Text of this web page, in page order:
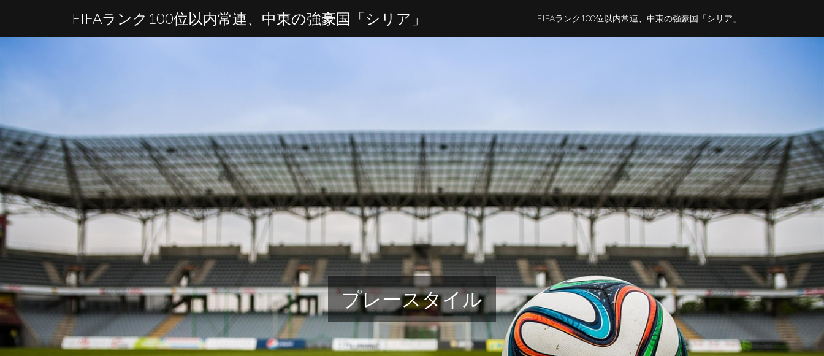
FIFAランク100位以内常連、中東の強豪国「シリア」 FIFAランク100位以内常連、中東の強豪国「シリア」
プレースタイル